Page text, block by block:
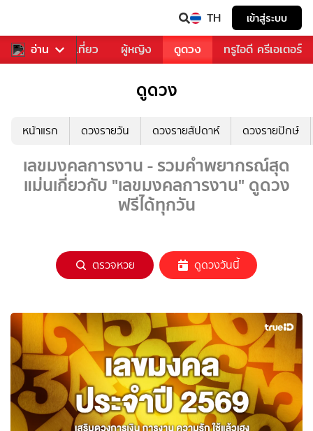
TH เข้าสู่ระบบ
อ่าน
อาหาร ท่องเที่ยว ผู้หญิง ดูดวง ทรูไอดี ครีเอเตอร์
ดูดวง
หน้าแรก ดวงรายวัน ดวงรายสัปดาห์ ดวงรายปักษ์
เลขมงคลการงาน - รวมคำพยากรณ์สุด
แม่นเกี่ยวกับ "เลขมงคลการงาน" ดูดวง
ฟรีได้ทุกวัน
ตรวจหวย ดูดวงวันนี้